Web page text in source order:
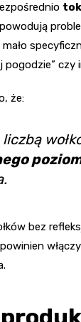
pogodzie”
że:
liczbą
bez